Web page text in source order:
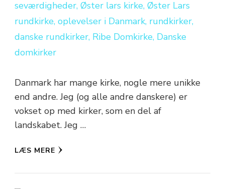
Danmark har mange kirke, nogle mere unikke
end andre. Jeg (og alle andre danskere) er
vokset op med kirker, som en del af
landskabet. Jeg …
LÆS MERE